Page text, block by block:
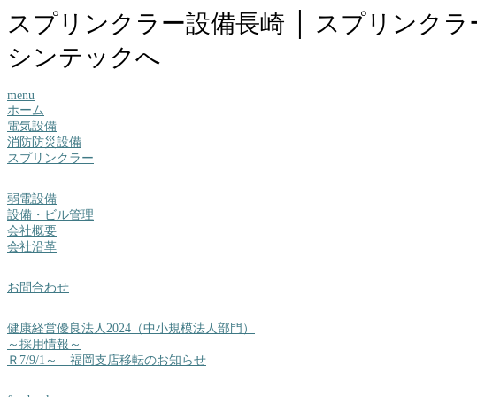
スプリンクラー設備長崎 │ スプリンク
シンテックへ
menu
ホーム
電気設備
消防防災設備
スプリンクラー
弱電設備
設備・ビル管理
会社概要
会社沿革
お問合わせ
健康経営優良法人2024（中小規模法人部門）
～採用情報～
Ｒ7/9/1～ 福岡支店移転のお知らせ